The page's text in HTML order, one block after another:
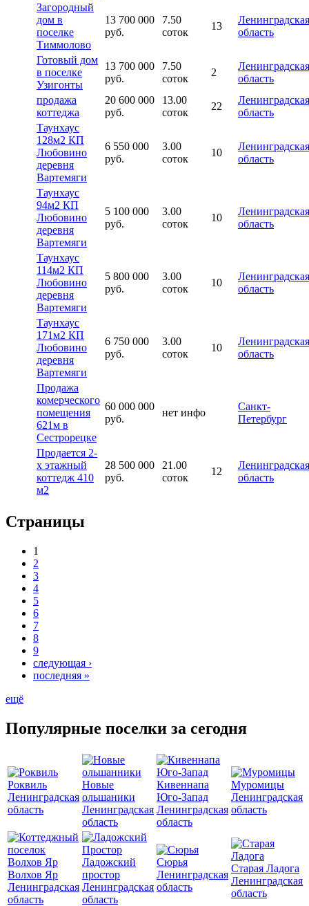
Загородный
дом в
поселке
Тиммолово
13 700 000
руб.
7.50
соток
13
Ленинградская
область
Готовый дом
в поселке
Узигонты
13 700 000
руб.
7.50
соток
2
Ленинградская
область
продажа
коттеджа
20 600 000
руб.
13.00
соток
22
Ленинградская
область
Таунхаус
128м2 КП
Любовино
деревня
Вартемяги
6 550 000
руб.
3.00
соток
10
Ленинградская
область
Таунхаус
94м2 КП
Любовино
деревня
Вартемяги
5 100 000
руб.
3.00
соток
10
Ленинградская
область
Таунхаус
114м2 КП
Любовино
деревня
Вартемяги
5 800 000
руб.
3.00
соток
10
Ленинградская
область
Таунхаус
171м2 КП
Любовино
деревня
Вартемяги
6 750 000
руб.
3.00
соток
10
Ленинградская
область
Продажа
комерческого
помещения
621м в
Сестрорецке
60 000 000
руб.
нет инфо
Санкт-
Петербург
Продается 2-
х этажный
коттедж 410
м2
28 500 000
руб.
21.00
соток
12
Ленинградская
область
Страницы
1
2
3
4
5
6
7
8
9
следующая ›
последняя »
ещё
Популярные поселки за сегодня
Роквиль
Ленинградская
область
Новые
ольшаники
Ленинградская
область
Кивеннапа
Юго-Запад
Ленинградская
область
Муромицы
Ленинградская
область
Волхов Яр
Ленинградская
область
Ладожский
простор
Ленинградская
область
Сюрья
Ленинградская
область
Старая Ладога
Ленинградская
область